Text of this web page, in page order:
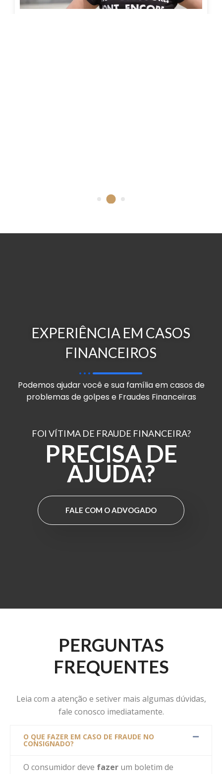
EXPERIÊNCIA EM CASOS
FINANCEIROS
Podemos ajudar você e sua família em casos de
problemas de golpes e Fraudes Financeiras
FOI VÍTIMA DE FRAUDE FINANCEIRA?
PRECISA DE
AJUDA?
FALE COM O ADVOGADO
PERGUNTAS
FREQUENTES
Leia com a atenção e setiver mais algumas dúvidas,
fale conosco imediatamente.
O QUE FAZER EM CASO DE FRAUDE NO
CONSIGNADO?
O consumidor deve fazer um boletim de